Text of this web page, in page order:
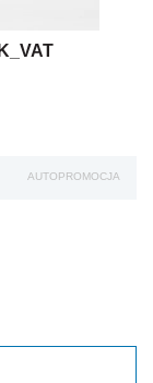
AUTOPROMOCJA